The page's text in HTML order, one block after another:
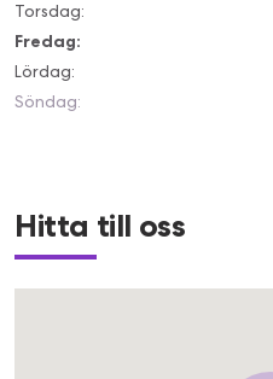
Torsdag:
Fredag:
Lördag:
Söndag:
Hitta till oss